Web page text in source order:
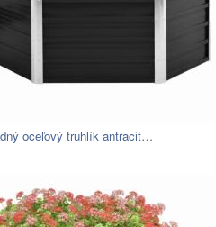
oceľový truhlík antracit…